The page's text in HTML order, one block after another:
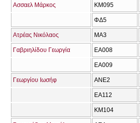
Ασσαελ Μάρκος ΚΜ095
ΦΔ5
Ατρέας Νικόλαος ΜΑ3
Γαβριηλίδου Γεωργία ΕΑ008
ΕΑ009
Γεωργίου Ιωσήφ ΑΝΕ2
ΕΑ112
ΚΜ104